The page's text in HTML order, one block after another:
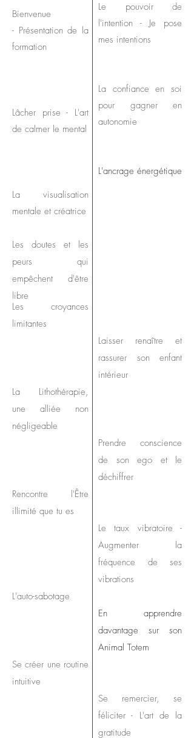
Bienvenue
- Présentation de la
formation
Lâcher prise - L'art
de calmer le mental
La visualisation
mentale et créatrice
Les doutes et les
peurs qui
empêchent d'être
libre
Les croyances
limitantes
La Lithothérapie,
une alliée non
négligeable
Rencontre l'Être
illimité que tu es
L'auto-sabotage
Se créer une routine
intuitive
Le pouvoir de
l'intention - Je pose
mes intentions
La confiance en soi
pour gagner en
autonomie
L'ancrage énergétique
Laisser renaître et
rassurer son enfant
intérieur
Prendre conscience
de son ego et le
déchiffrer
Le taux vibratoire -
Augmenter la
fréquence de ses
vibrations
En apprendre
davantage sur son
Animal Totem
Se remercier, se
féliciter - L'art de la
gratitude